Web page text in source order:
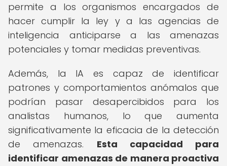
permite a los organismos encargados de
hacer cumplir la ley y a las agencias de
inteligencia anticiparse a las amenazas
potenciales y tomar medidas preventivas.
Además, la IA es capaz de identificar
patrones y comportamientos anómalos que
podrían pasar desapercibidos para los
analistas humanos, lo que aumenta
significativamente la eficacia de la detección
de amenazas. Esta capacidad para
identificar amenazas de manera proactiva